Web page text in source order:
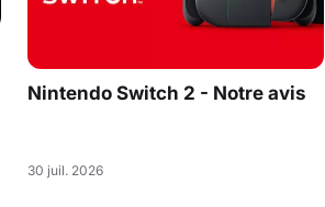
Nintendo Switch 2 - Notre avis
30 juil. 2026